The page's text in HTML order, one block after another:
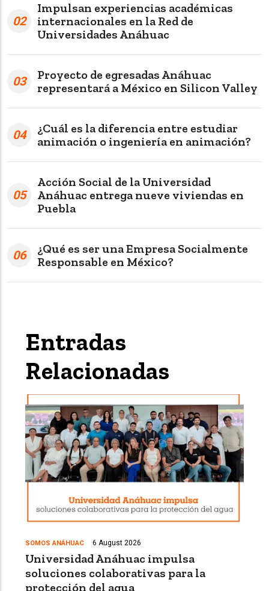
02
Impulsan experiencias académicas
internacionales en la Red de
Universidades Anáhuac
03
Proyecto de egresadas Anáhuac
representará a México en Silicon Valley
04
¿Cuál es la diferencia entre estudiar
animación o ingeniería en animación?
05
Acción Social de la Universidad
Anáhuac entrega nueve viviendas en
Puebla
06
¿Qué es ser una Empresa Socialmente
Responsable en México?
Entradas
Relacionadas
SOMOS ANÁHUAC 6 August 2026
Universidad Anáhuac impulsa
soluciones colaborativas para la
protección del agua